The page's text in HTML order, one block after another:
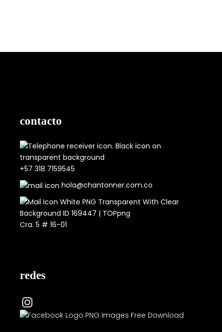
contacto
+57 318 7159545
hola@chantonner.com.co
Cra. 5 # 16-01
redes